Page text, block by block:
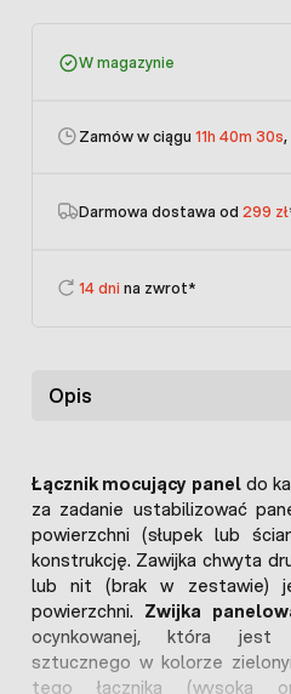
W magazynie
Zamów w ciągu 11h 40m 30s
Darmowa dostawa od 299 zł
14 dni na zwrot*
Opis
Łącznik mocujący panel do
za zadanie ustabilizować
powierzchni (słupek lub
konstrukcję. Zawijka chwyta
lub nit (brak w zestawie)
powierzchni. Zwijka
ocynkowanej, która jest
sztucznego w kolorze
tego łącznika (wysoka